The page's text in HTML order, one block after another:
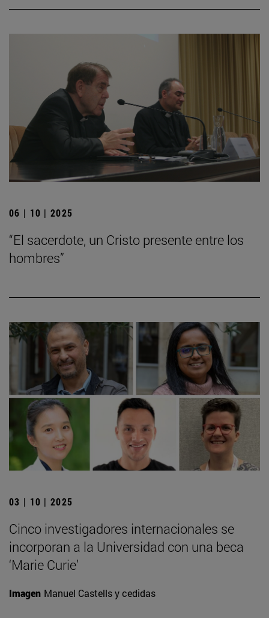
06 | 10 | 2025
“El sacerdote, un Cristo presente entre los
hombres”
03 | 10 | 2025
Cinco investigadores internacionales se
incorporan a la Universidad con una beca
‘Marie Curie’
Imagen Manuel Castells y cedidas